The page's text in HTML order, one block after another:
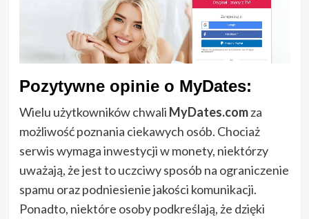
Pozytywne opinie o MyDates:
Wielu użytkowników chwali MyDates.comza
możliwość poznania ciekawych osób. Chociaż
serwis wymaga inwestycji w monety, niektórzy
uważają, że jest to uczciwy sposób na ograniczenie
spamu oraz podniesienie jakości komunikacji.
Ponadto, niektóre osoby podkreślają, że dzięki